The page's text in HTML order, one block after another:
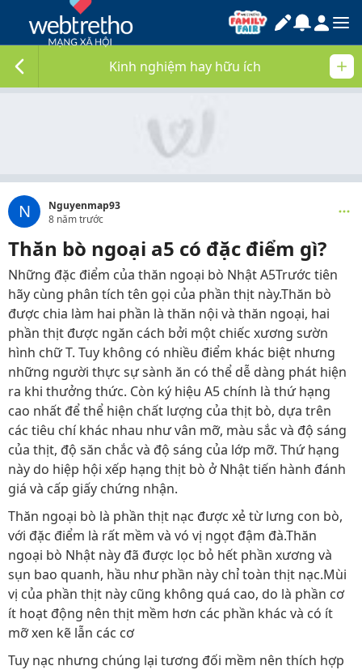
Kinh nghiệm hay hữu ích
N
Nguyenmap93
8 năm trước
Thăn bò ngoại a5 có đặc điểm gì?
Những đặc điểm của thăn ngoại bò Nhật A5Trước tiên
hãy cùng phân tích tên gọi của phần thịt này.Thăn bò
được chia làm hai phần là thăn nội và thăn ngoại, hai
phần thịt được ngăn cách bởi một chiếc xương sườn
hình chữ T. Tuy không có nhiều điểm khác biệt nhưng
những người thực sự sành ăn có thể dễ dàng phát hiện
ra khi thưởng thức. Còn ký hiệu A5 chính là thứ hạng
cao nhất để thể hiện chất lượng của thịt bò, dựa trên
các tiêu chí khác nhau như vân mỡ, màu sắc và độ sáng
của thịt, độ săn chắc và độ sáng của lớp mỡ. Thứ hạng
này do hiệp hội xếp hạng thịt bò ở Nhật tiến hành đánh
giá và cấp giấy chứng nhận.
Thăn ngoại bò là phần thịt nạc được xẻ từ lưng con bò,
với đặc điểm là rất mềm và vó vị ngọt đậm đà.Thăn
ngoại bò Nhật này đã được lọc bỏ hết phần xương và
sụn bao quanh, hầu như phần này chỉ toàn thịt nạc.Mùi
vị của phần thịt này cũng không quá cao, do là phần cơ
ít hoạt động nên thịt mềm hơn các phần khác và có ít
mỡ xen kẽ lẫn các cơ
Tuy nạc nhưng chúng lại tương đối mềm nên thích hợp